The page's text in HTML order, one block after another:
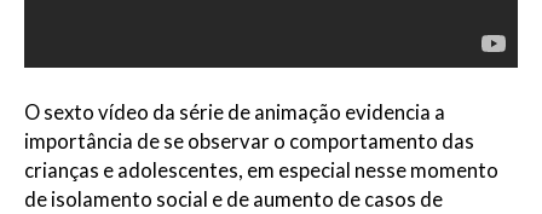
O sexto vídeo da série de animação evidencia a
importância de se observar o comportamento das
crianças e adolescentes, em especial nesse momento
de isolamento social e de aumento de casos de